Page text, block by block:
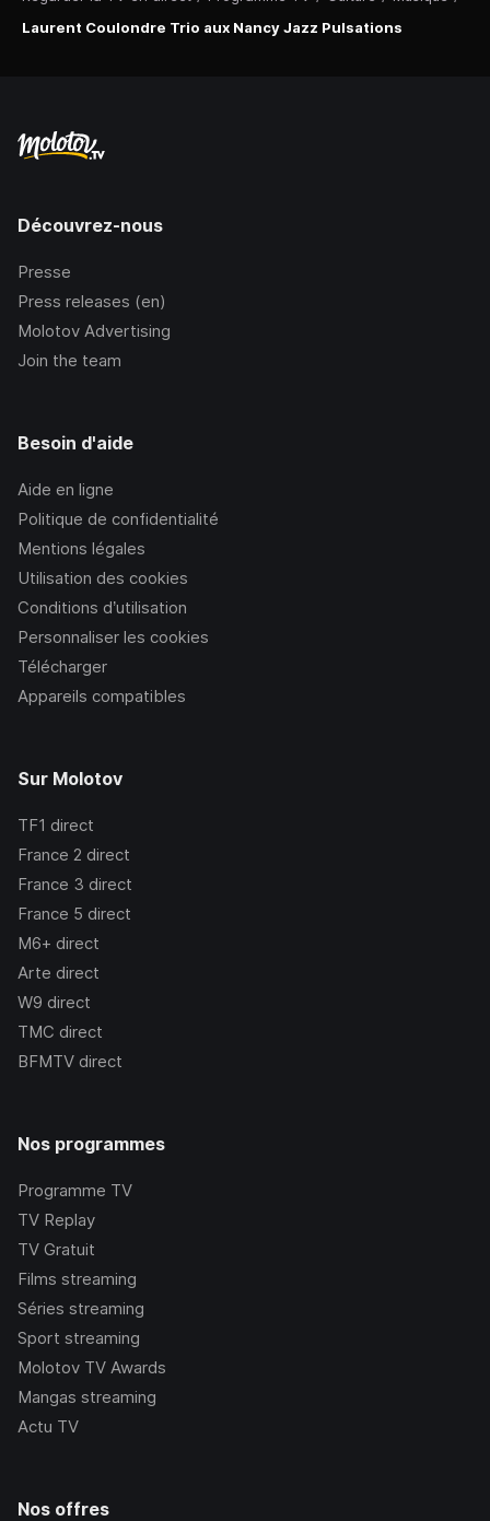
Laurent Coulondre Trio aux Nancy Jazz Pulsations
Découvrez-nous
Presse
Press releases (en)
Molotov Advertising
Join the team
Besoin d'aide
Aide en ligne
Politique de confidentialité
Mentions légales
Utilisation des cookies
Conditions d’utilisation
Personnaliser les cookies
Télécharger
Appareils compatibles
Sur Molotov
TF1 direct
France 2 direct
France 3 direct
France 5 direct
M6+ direct
Arte direct
W9 direct
TMC direct
BFMTV direct
Nos programmes
Programme TV
TV Replay
TV Gratuit
Films streaming
Séries streaming
Sport streaming
Molotov TV Awards
Mangas streaming
Actu TV
Nos offres